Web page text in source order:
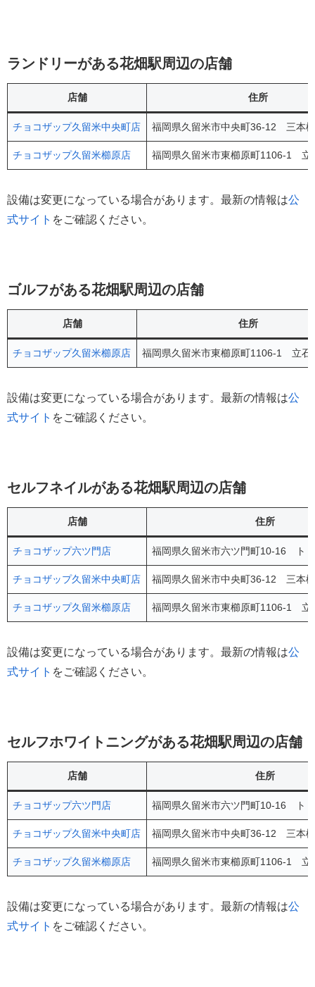
ランドリーがある花畑駅周辺の店舗
店舗 住所
チョコザップ久留米中央町店 福岡県久留米市中央町36-12 三本
チョコザップ久留米櫛原店 福岡県久留米市東櫛原町1106-1
設備は変更になっている場合があります。最新の情報は公
式サイト をご確認ください。
ゴルフがある花畑駅周辺の店舗
店舗 住所
チョコザップ久留米櫛原店 福岡県久留米市東櫛原町1106-1 立
設備は変更になっている場合があります。最新の情報は公
式サイト をご確認ください。
セルフネイルがある花畑駅周辺の店舗
店舗 住所
チョコザップ六ツ門店 福岡県久留米市六ツ門町10-16 ト
チョコザップ久留米中央町店 福岡県久留米市中央町36-12 三本
チョコザップ久留米櫛原店 福岡県久留米市東櫛原町1106-1
設備は変更になっている場合があります。最新の情報は公
式サイト をご確認ください。
セルフホワイトニングがある花畑駅周辺の店舗
店舗 住所
チョコザップ六ツ門店 福岡県久留米市六ツ門町10-16 ト
チョコザップ久留米中央町店 福岡県久留米市中央町36-12 三本
チョコザップ久留米櫛原店 福岡県久留米市東櫛原町1106-1
設備は変更になっている場合があります。最新の情報は公
式サイト をご確認ください。